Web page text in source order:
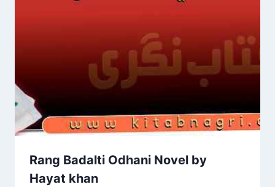
Rang Badalti Odhani Novel by
Hayat khan